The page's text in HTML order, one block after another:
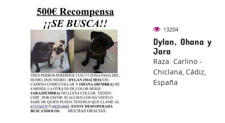
13204
Dylan, Ohana y
Jara
Raza: Carlino -
Chiclana, Cádiz,
España